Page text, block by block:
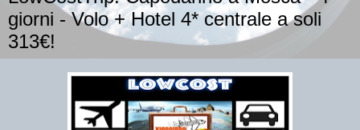
giorni - Volo + Hotel 4* centrale a soli
313€!